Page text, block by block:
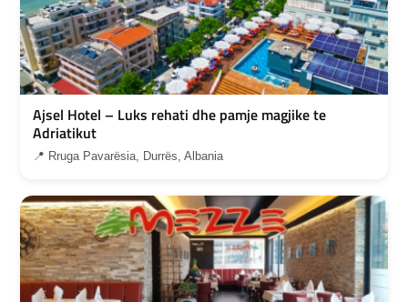
Ajsel Hotel – Luks rehati dhe pamje magjike te
Adriatikut
📍 Rruga Pavarësia, Durrës, Albania